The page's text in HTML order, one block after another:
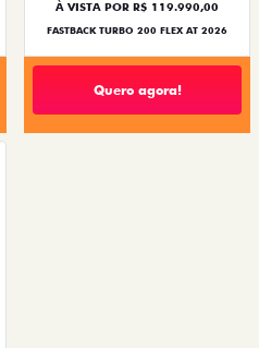
À VISTA POR R$ 119.990,00
FASTBACK TURBO 200 FLEX AT 2026
Quero agora!